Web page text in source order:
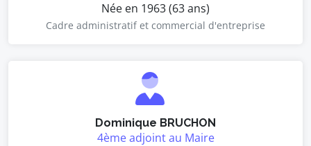
Née en 1963 (63 ans)
Cadre administratif et commercial d'entreprise
Dominique BRUCHON
4ème adjoint au Maire